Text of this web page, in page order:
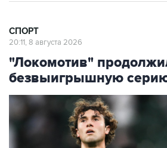
СПОРТ
20:11, 8 августа 2026
"Локомотив"
безвыигрышную